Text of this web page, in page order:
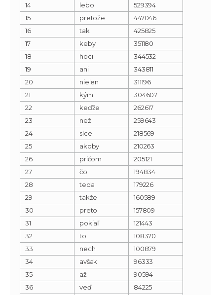
14
lebo
529394
15
pretože
447046
16
tak
425825
17
keby
351180
18
hoci
344532
19
ani
343811
20
nielen
311196
21
kým
304607
22
keďže
262617
23
než
259643
24
síce
218569
25
akoby
210263
26
pričom
205121
27
čo
194834
28
teda
179226
29
takže
160589
30
preto
157809
31
pokiaľ
121443
32
to
108370
33
nech
100879
34
avšak
96333
35
až
90594
36
veď
84225